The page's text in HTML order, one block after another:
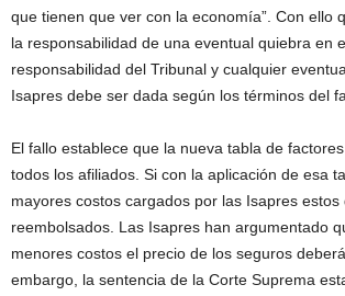
que tienen que ver con la economía”. Con ello
la responsabilidad de una eventual quiebra en
responsabilidad del Tribunal y cualquier
Isapres debe ser dada según los términos del
El fallo establece que la nueva tabla de
todos los afiliados. Si con la aplicación de esa
mayores costos cargados por las Isapres estos
reembolsados. Las Isapres han argumentado
menores costos el precio de los seguros
embargo, la sentencia de la Corte Suprema